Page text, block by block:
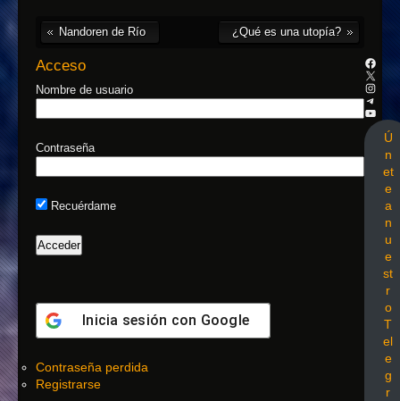
Nandoren de Río ¿Qué es una utopía?
Acceso
Nombre de usuario
Contraseña
Recuérdame
Inicia sesión con Google
Contraseña perdida
Registrarse
Ú
n
et
e
a
n
u
e
st
r
o
T
el
e
g
r